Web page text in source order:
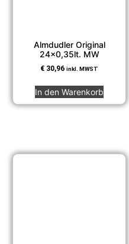
Almdudler Original
24×0,35lt. MW
€ 30,96 inkl. MWST
In den Warenkorb